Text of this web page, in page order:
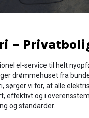
–
el-service til helt
drømmehuset fra
sørger vi for, at alle
effektivt og i
og standarder.